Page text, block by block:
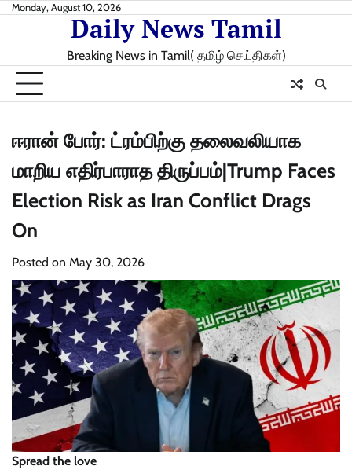
SkipMonday, August 10, 2026
Daily News Tamil
Breaking News in Tamil( தமிழ் செய்திகள்)
ஈரான் போர்: ட்ரம்பிற்கு தலைவலியாக
மாறிய எதிர்பாராத திருப்பம்|Trump Faces
Election Risk as Iran Conflict Drags
On
Posted on May 30, 2026
Spread the love